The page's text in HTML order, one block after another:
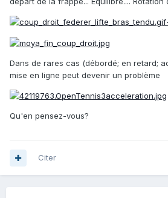
Dans de rares cas (débordé; en retard;
mise en ligne peut devenir un problème
Qu'en pensez-vous?
Citer